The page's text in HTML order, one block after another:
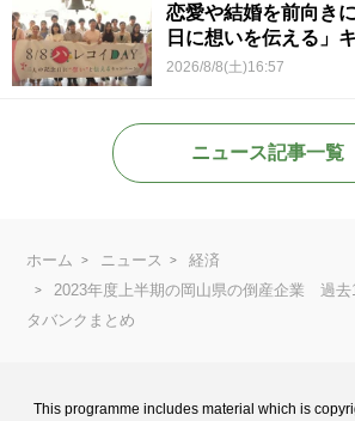
恋愛や結婚を前向き
日に想いを伝える」
2026/8/8(土)16:57
ニュース記事一覧
ホーム ニュース
経済
2023年度上半期の岡山県の倒産企業 過
タバンクまとめ
This programme includes material which is